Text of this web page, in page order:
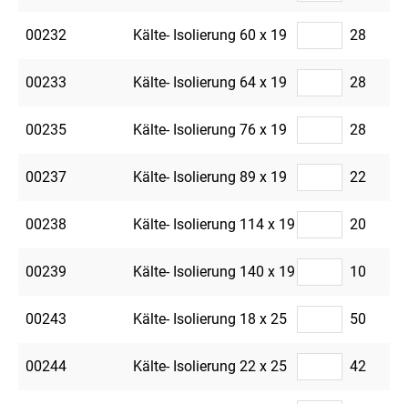
00232 Kälte- Isolierung 60 x 19 28
00233 Kälte- Isolierung 64 x 19 28
00235 Kälte- Isolierung 76 x 19 28
00237 Kälte- Isolierung 89 x 19 22
00238 Kälte- Isolierung 114 x 19 20
00239 Kälte- Isolierung 140 x 19 10
00243 Kälte- Isolierung 18 x 25 50
00244 Kälte- Isolierung 22 x 25 42